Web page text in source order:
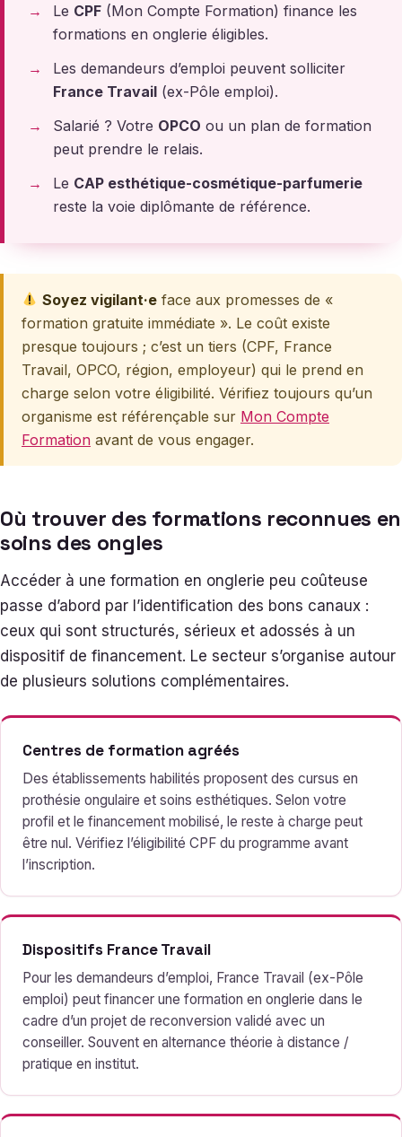
Le CPF (Mon Compte Formation) finance les
formations en onglerie éligibles.
Les demandeurs d’emploi peuvent solliciter
France Travail (ex-Pôle emploi).
Salarié ? Votre OPCO ou un plan de formation
peut prendre le relais.
Le CAP esthétique-cosmétique-parfumerie
reste la voie diplômante de référence.
Soyez vigilant·e face aux promesses de «
formation gratuite immédiate ». Le coût existe
presque toujours ; c’est un tiers (CPF, France
Travail, OPCO, région, employeur) qui le prend en
charge selon votre éligibilité. Vérifiez toujours qu’un
organisme est référençable sur Mon Compte
Formation avant de vous engager.
Où trouver des formations reconnues en
soins des ongles
Accéder à une formation en onglerie peu coûteuse
passe d’abord par l’identification des bons canaux :
ceux qui sont structurés, sérieux et adossés à un
dispositif de financement. Le secteur s’organise autour
de plusieurs solutions complémentaires.
Centres de formation agréés
Des établissements habilités proposent des cursus en
prothésie ongulaire et soins esthétiques. Selon votre
profil et le financement mobilisé, le reste à charge peut
être nul. Vérifiez l’éligibilité CPF du programme avant
l’inscription.
Dispositifs France Travail
Pour les demandeurs d’emploi, France Travail (ex-Pôle
emploi) peut financer une formation en onglerie dans le
cadre d’un projet de reconversion validé avec un
conseiller. Souvent en alternance théorie à distance /
pratique en institut.